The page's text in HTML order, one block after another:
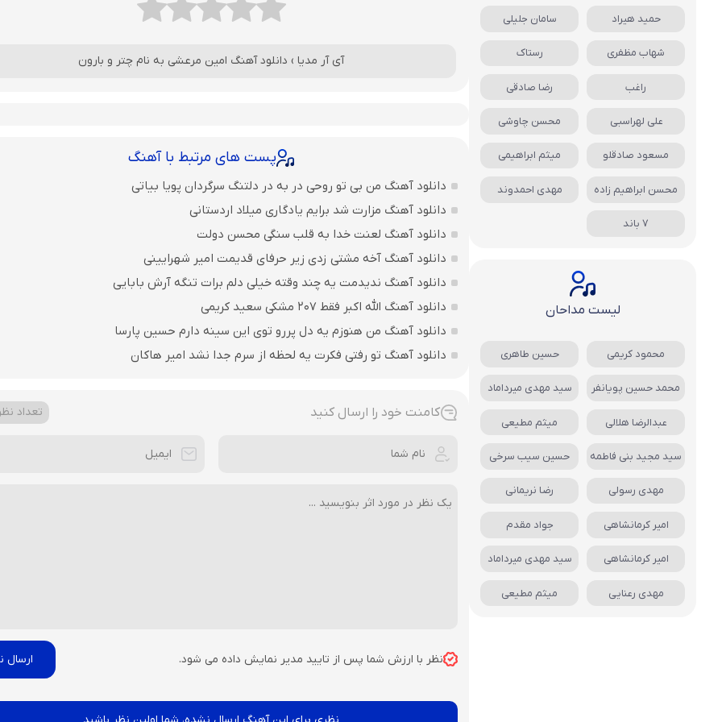
آی آر مدیا › دانلود آهنگ امین مرعشی به نام چتر و بارون
پست های مرتبط با آهنگ
دانلود آهنگ من بی تو روحی در به در دلتنگ سرگردان پویا بیاتی
دانلود آهنگ مزارت شد برایم یادگاری میلاد اردستانی
دانلود آهنگ لعنت خدا به قلب سنگی محسن دولت
دانلود آهنگ آخه مشتی زدی زیر حرفای قدیمت امیر شهرایینی
دانلود آهنگ ندیدمت یه چند وقته خیلی دلم برات تنگه آرش بابایی
دانلود آهنگ الله اکبر فقط 207 مشکی سعید کریمی
دانلود آهنگ من هنوزم یه دل پررو توی این سینه دارم حسین پارسا
دانلود آهنگ تو رفتی فکرت یه لحظه از سرم جدا نشد امیر هاکان
کامنت خود را ارسال کنید تعداد
نظر با ارزش شما پس از تایید مدیر نمایش داده می شود.
حمید هیراد سامان جلیلی
شهاب مظفری رستاک
راغب رضا صادقی
علی لهراسبی محسن چاوشی
مسعود صادقلو میثم ابراهیمی
محسن ابراهیم زاده مهدی احمدوند
7 باند
لیست مداحان
محمود کریمی حسین طاهری
محمد حسین پویانفر سید مهدی میرداماد
عبدالرضا هلالی میثم مطیعی
سید مجید بنی فاطمه حسین سیب سرخی
مهدی رسولی رضا نریمانی
امیر کرمانشاهی جواد مقدم
امیر کرمانشاهی سید مهدی میرداماد
مهدی رعنایی میثم مطیعی